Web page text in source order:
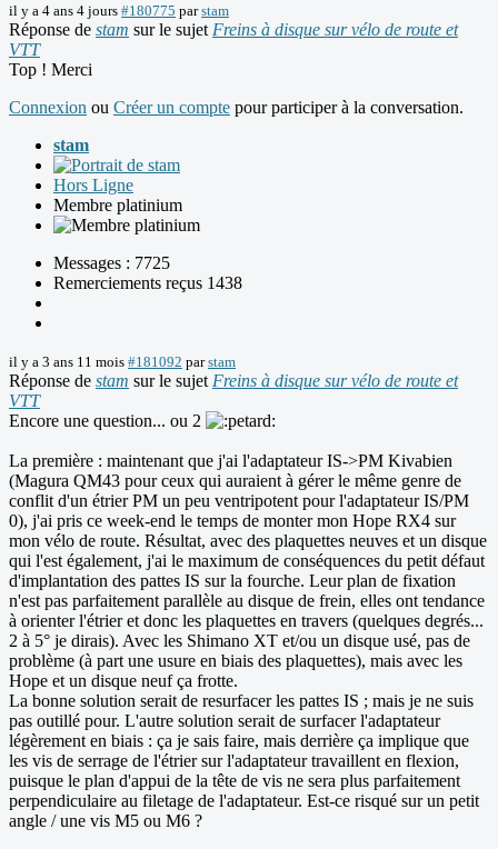
il y a 4 ans 4 jours #180775 parstam
Réponse de stam sur le sujet Freins à disque sur vélo de route et
VTT
Top ! Merci
Connexion ou Créer un compte pour participer à la conversation.
stam
Hors Ligne
Membre platinium
Messages : 7725
Remerciements reçus 1438
il y a 3 ans 11 mois #181092 parstam
Réponse de stam sur le sujet Freins à disque sur vélo de route et
VTT
Encore une question... ou 2
La première : maintenant que j'ai l'adaptateur IS->PM Kivabien
(Magura QM43 pour ceux qui auraient à gérer le même genre de
conflit d'un étrier PM un peu ventripotent pour l'adaptateur IS/PM
0), j'ai pris ce week-end le temps de monter mon Hope RX4 sur
mon vélo de route. Résultat, avec des plaquettes neuves et un disque
qui l'est également, j'ai le maximum de conséquences du petit défaut
d'implantation des pattes IS sur la fourche. Leur plan de fixation
n'est pas parfaitement parallèle au disque de frein, elles ont tendance
à orienter l'étrier et donc les plaquettes en travers (quelques degrés...
2 à 5° je dirais). Avec les Shimano XT et/ou un disque usé, pas de
problème (à part une usure en biais des plaquettes), mais avec les
Hope et un disque neuf ça frotte.
La bonne solution serait de resurfacer les pattes IS ; mais je ne suis
pas outillé pour. L'autre solution serait de surfacer l'adaptateur
légèrement en biais : ça je sais faire, mais derrière ça implique que
les vis de serrage de l'étrier sur l'adaptateur travaillent en flexion,
puisque le plan d'appui de la tête de vis ne sera plus parfaitement
perpendiculaire au filetage de l'adaptateur. Est-ce risqué sur un petit
angle / une vis M5 ou M6 ?